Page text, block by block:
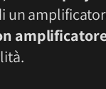
un